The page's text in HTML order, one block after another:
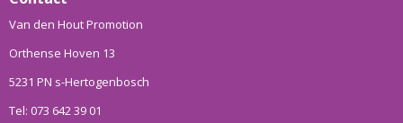
Van den Hout Promotion
Orthense Hoven 13
5231 PN s-Hertogenbosch
Tel: 073 642 39 01